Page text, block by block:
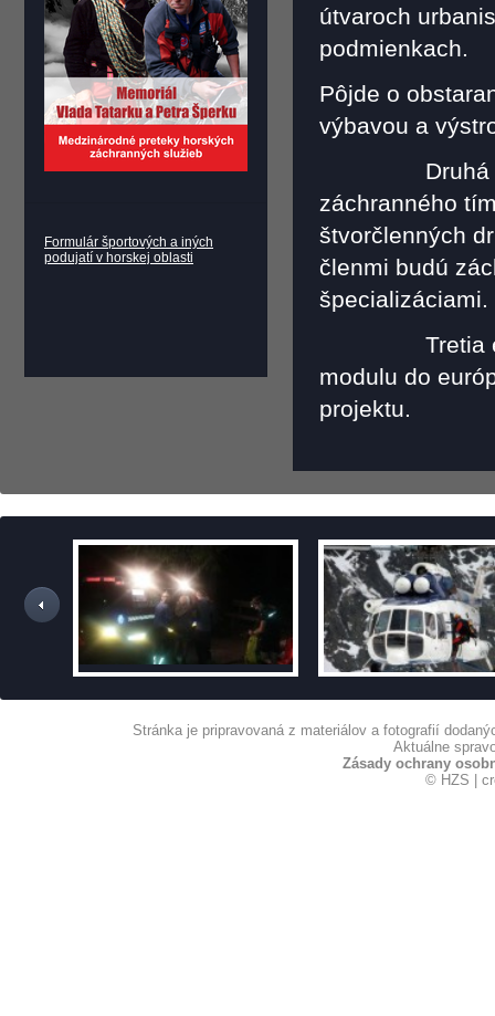
Formulár športových a iných
podujatí v horskej oblasti
útvaroch
podmienkach.
Pôjde o
výbavou a
Druhá etapa
záchranného
štvorčlenných
členmi budú
špecializáciami.
Tretia etapa
modulu do
projektu.
Stránka je pripravovaná z materiálov a fotografií
Aktuálne
Zásady ochrany
© HZS |